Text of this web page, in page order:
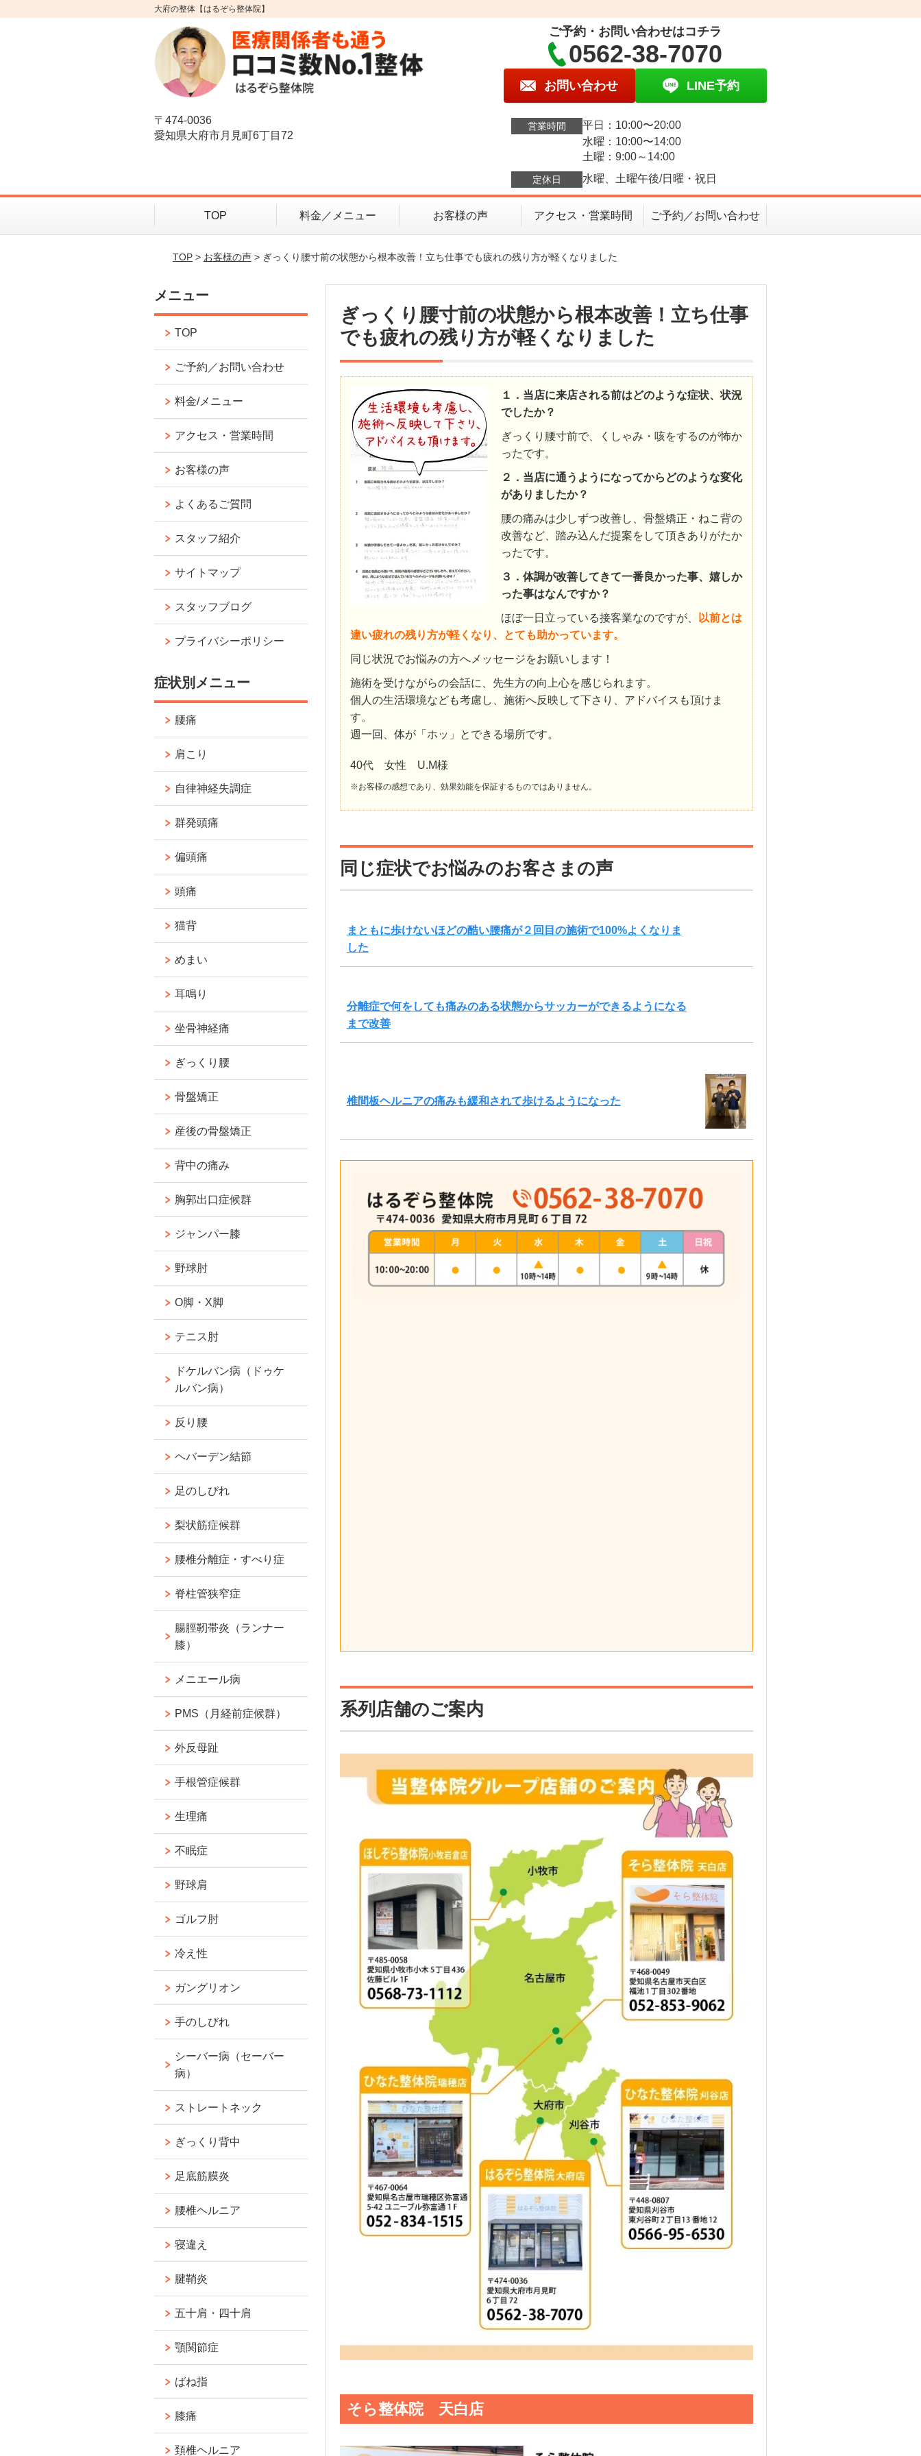
大府の整体【はるぞら整体院】
〒474-0036
愛知県大府市月見町6丁目72
ご予約・お問い合わせはコチラ
0562-38-7070
お問い合わせ LINE予約
営業時間
平日：10:00〜20:00
水曜：10:00〜14:00
土曜：9:00～14:00
定休日 水曜、土曜午後/日曜・祝日
TOP 料金／メニュー お客様の声 アクセス・営業時間 ご予約／お問い合わせ
TOP> お客様の声> ぎっくり腰寸前の状態から根本改善！立ち仕事でも疲れの残り方が軽くなりました
ぎっくり腰寸前の状態から根本改善！立ち仕事
でも疲れの残り方が軽くなりました
１．当店に来店される前はどのような症状、状況
でしたか？
ぎっくり腰寸前で、くしゃみ・咳をするのが怖か
ったです。
２．当店に通うようになってからどのような変化
がありましたか？
腰の痛みは少しずつ改善し、骨盤矯正・ねこ背の
改善など、踏み込んだ提案をして頂きありがたか
ったです。
３．体調が改善してきて一番良かった事、嬉しか
った事はなんですか？
ほぼ一日立っている接客業なのですが、
以前とは
違い疲れの残り方が軽くなり、とても助かっています。
同じ状況でお悩みの方へメッセージをお願いします！
施術を受けながらの会話に、先生方の向上心を感じられます。
個人の生活環境なども考慮し、施術へ反映して下さり、アドバイスも頂けま
す。
週一回、体が「ホッ」とできる場所です。
40代 女性 U.M様
※お客様の感想であり、効果効能を保証するものではありません。
同じ症状でお悩みのお客さまの声
まともに歩けないほどの酷い腰痛が２回目の施術で100%よくなりま
した
分離症で何をしても痛みのある状態からサッカーができるようになる
まで改善
椎間板ヘルニアの痛みも緩和されて歩けるようになった
系列店舗のご案内
そら整体院 天白店
メニュー
TOP
ご予約／お問い合わせ
料金/メニュー
アクセス・営業時間
お客様の声
よくあるご質問
スタッフ紹介
サイトマップ
スタッフブログ
プライバシーポリシー
症状別メニュー
腰痛
肩こり
自律神経失調症
群発頭痛
偏頭痛
頭痛
猫背
めまい
耳鳴り
坐骨神経痛
ぎっくり腰
骨盤矯正
産後の骨盤矯正
背中の痛み
胸郭出口症候群
ジャンパー膝
野球肘
O脚・X脚
テニス肘
ドケルバン病（ドゥケ
ルバン病）
反り腰
ヘバーデン結節
足のしびれ
梨状筋症候群
腰椎分離症・すべり症
脊柱管狭窄症
腸脛靭帯炎（ランナー
膝）
メニエール病
PMS（月経前症候群）
外反母趾
手根管症候群
生理痛
不眠症
野球肩
ゴルフ肘
冷え性
ガングリオン
手のしびれ
シーバー病（セーバー
病）
ストレートネック
ぎっくり背中
足底筋膜炎
腰椎ヘルニア
寝違え
腱鞘炎
五十肩・四十肩
顎関節症
ばね指
膝痛
頚椎ヘルニア